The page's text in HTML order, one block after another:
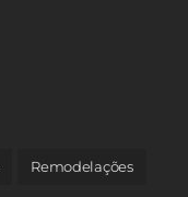
Remodelações